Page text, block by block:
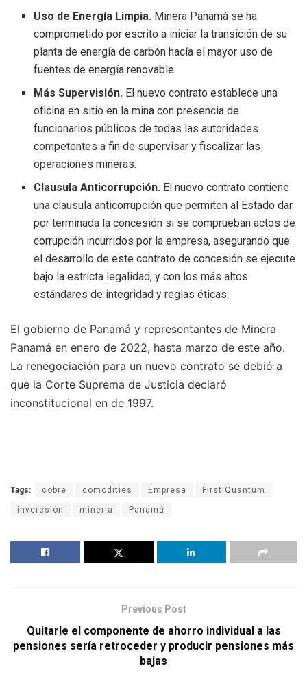
Uso de Energía Limpia. Minera Panamá se ha
comprometido por escrito a iniciar la transición de su
planta de energía de carbón hacía el mayor uso de
fuentes de energía renovable.
Más Supervisión. El nuevo contrato establece una
oficina en sitio en la mina con presencia de
funcionarios públicos de todas las autoridades
competentes a fin de supervisar y fiscalizar las
operaciones mineras.
Clausula Anticorrupción. El nuevo contrato contiene
una clausula anticorrupción que permiten al Estado dar
por terminada la concesión si se comprueban actos de
corrupción incurridos por la empresa, asegurando que
el desarrollo de este contrato de concesión se ejecute
bajo la estricta legalidad, y con los más altos
estándares de integridad y reglas éticas.
El gobierno de Panamá y representantes de Minera
Panamá en enero de 2022, hasta marzo de este año.
La renegociación para un nuevo contrato se debió a
que la Corte Suprema de Justicia declaró
inconstitucional en de 1997.
Tags: cobre comodities Empresa First Quantum
inveresión mineria Panamá
Previous Post
Quitarle el componente de ahorro individual a las
pensiones sería retroceder y producir pensiones más
bajas